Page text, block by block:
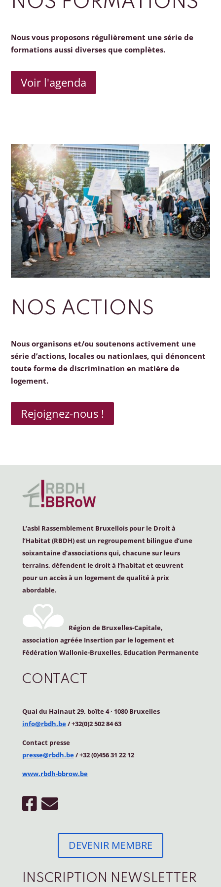
Nous vous proposons régulièrement une série de
formations aussi diverses que complètes.
Voir l'agenda
NOS ACTIONS
Nous organisons et/ou soutenons activement une
série d’actions, locales ou nationlaes, qui dénoncent
toute forme de discrimination en matière de
logement.
Rejoignez-nous !
L’asbl Rassemblement Bruxellois pour le Droit à
l’Habitat (RBDH) est un regroupement bilingue d’une
soixantaine d’associations qui, chacune sur leurs
terrains, défendent le droit à l’habitat et œuvrent
pour un accès à un logement de qualité à prix
abordable.
Région de Bruxelles-Capitale,
association agréée Insertion par le logement et
Fédération Wallonie-Bruxelles, Education Permanente
CONTACT
Quai du Hainaut 29, boîte 4· 1080 Bruxelles
info@rbdh.be/ +32(0)2 502 84 63
Contact presse
presse@rbdh.be/ +32 (0)456 31 22 12
www.rbdh-bbrow.be
DEVENIR MEMBRE
INSCRIPTION NEWSLETTER